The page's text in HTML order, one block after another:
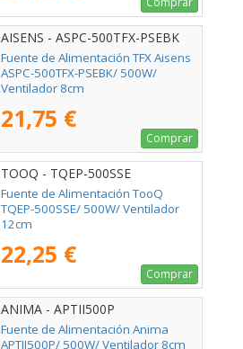
AISENS - ASPC-500TFX-PSEBK
Fuente de Alimentación TFX Aisens
ASPC-500TFX-PSEBK/ 500W/
Ventilador 8cm
21,75 €
Comprar
TOOQ - TQEP-500SSE
Fuente de Alimentación TooQ
TQEP-500SSE/ 500W/ Ventilador
12cm
22,25 €
Comprar
ANIMA - APTII500P
Fuente de Alimentación Anima
APTII500P/ 500W/ Ventilador 8cm